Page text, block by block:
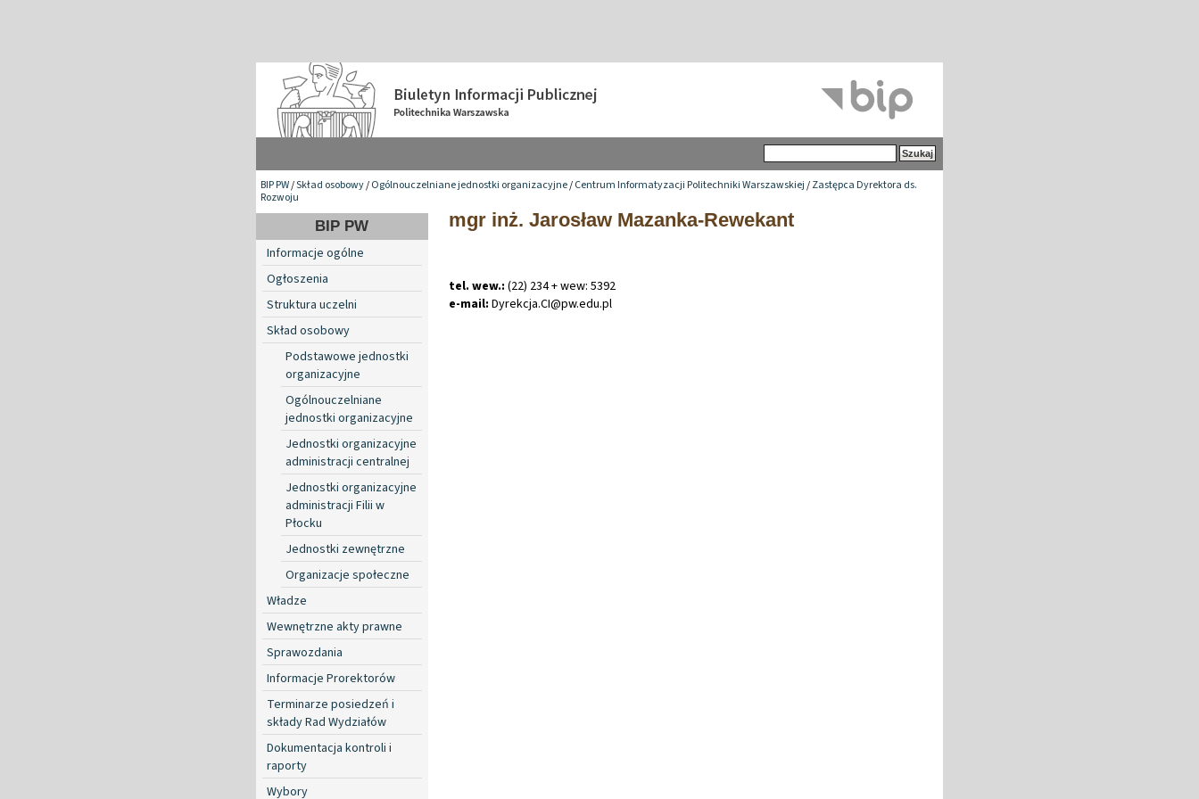
BIP PW/Skład osobowy/Ogólnouczelniane jednostki organizacyjne/Centrum Informatyzacji Politechniki Warszawskiej/Zastępca Dyrektora ds.
Rozwoju
BIP PW
Informacje ogólne
Ogłoszenia
Struktura uczelni
Skład osobowy
Podstawowe jednostki
organizacyjne
Ogólnouczelniane
jednostki organizacyjne
Jednostki organizacyjne
administracji centralnej
Jednostki organizacyjne
administracji Filii w
Płocku
Jednostki zewnętrzne
Organizacje społeczne
Władze
Wewnętrzne akty prawne
Sprawozdania
Informacje Prorektorów
Terminarze posiedzeń i
składy Rad Wydziałów
Dokumentacja kontroli i
raporty
Wybory
mgr inż. Jarosław Mazanka-Rewekant
tel. wew.: (22) 234 + wew: 5392
e-mail: Dyrekcja.CI@pw.edu.pl